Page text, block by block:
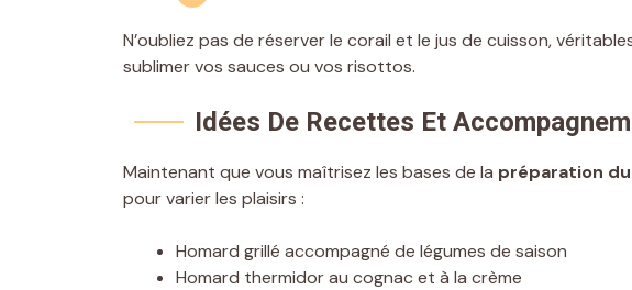
N’oubliez pas de réserver le corail et le jus de cuisson,
sublimer vos sauces ou vos risottos.
Idées De Recettes Et
Maintenant que vous maîtrisez les bases de la préparation
pour varier les plaisirs :
Homard grillé accompagné de légumes de saison
Homard thermidor au cognac et à la crème